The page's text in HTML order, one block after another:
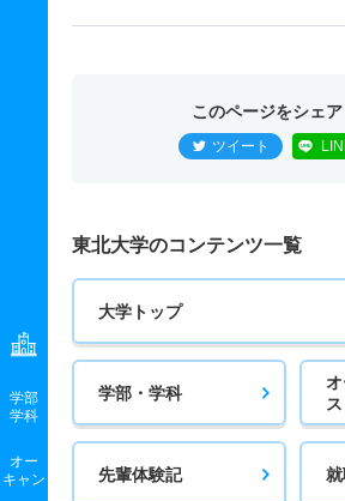
学部
学科
オー
キャン
このページをシェア
ツイート
東北大学のコンテンツ一覧
大学トップ
学部・学科
ス
先輩体験記